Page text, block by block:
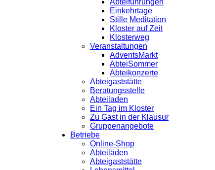
Einkehrtage
Stille Meditation
Kloster auf Zeit
Klosterweg
Veranstaltungen
AdventsMarkt
AbteiSommer
Abteikonzerte
Abteigaststätte
Beratungsstelle
Abteiladen
Ein Tag im Kloster
Zu Gast in der Klausur
Gruppenangebote
Betriebe
Online-Shop
Abteiläden
Abteigaststätte